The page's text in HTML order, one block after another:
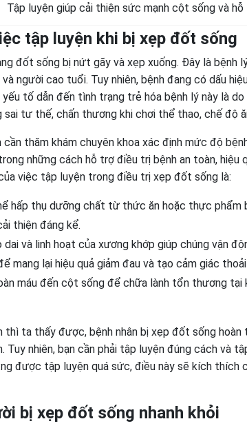
Tập luyện giúp cải thiện sức mạnh cột sống và
tập luyện khi bị xẹp đốt sống
đốt sống bị nứt gãy và xẹp xuống. Đây là bệnh
người cao tuổi. Tuy nhiên, bệnh đang có dấu
tố dẫn đến tình trạng trẻ hóa bệnh lý này là
sai tư thế, chấn thương khi chơi thể thao, chế độ
cần thăm khám chuyên khoa xác định mức độ
những cách hỗ trợ điều trị bệnh an toàn, hiệu
việc tập luyện trong điều trị xẹp đốt sống là:
hấp thụ dưỡng chất từ thức ăn hoặc thực
thiện đáng kể.
và linh hoạt của xương khớp giúp chúng vận
mang lại hiệu quả giảm đau và tạo cảm giác
máu đến cột sống để chữa lành tổn thương tại
thì ta thấy được, bệnh nhân bị xẹp đốt sống
Tuy nhiên, bạn cần phải tập luyện đúng cách và
được tập luyện quá sức, điều này sẽ kích thích
bị xẹp đốt sống nhanh khỏi